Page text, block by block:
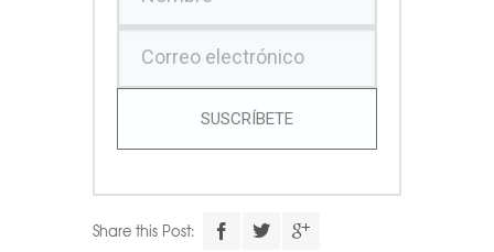
SUSCRÍBETE
Share this Post: